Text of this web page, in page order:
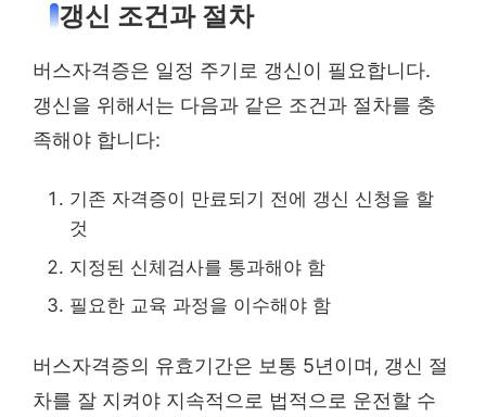
갱신 조건과 절차
버스자격증은 일정 주기로 갱신이 필요합니다.
갱신을 위해서는 다음과 같은 조건과 절차를 충
족해야 합니다:
기존 자격증이 만료되기 전에 갱신 신청을 할
것
지정된 신체검사를 통과해야 함
필요한 교육 과정을 이수해야 함
버스자격증의 유효기간은 보통 5년이며, 갱신 절
차를 잘 지켜야 지속적으로 법적으로 운전할 수